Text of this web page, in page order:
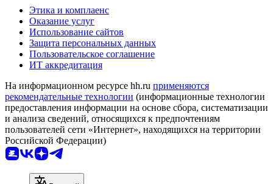
Этика и комплаенс
Оказание услуг
Использование сайтов
Защита персональных данных
Пользовательское соглашение
ИТ аккредитация
На информационном ресурсе hh.ru применяются
рекомендательные технологии (информационные технологии
предоставления информации на основе сбора, систематизации
и анализа сведений, относящихся к предпочтениям
пользователей сети «Интернет», находящихся на территории
Российской Федерации)